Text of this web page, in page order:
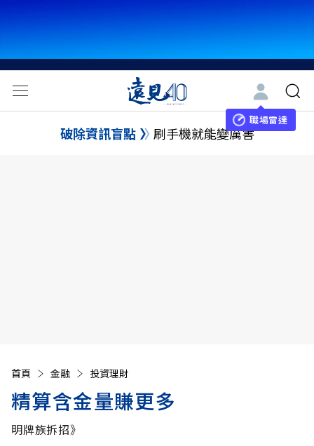
職場雷達
破除資訊盲點 刷手機就能變厲害
首頁 金融 投資理財
精算含金量賺更多
明牌族拆招》